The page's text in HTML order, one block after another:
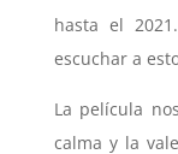
hasta el
escuchar a
La película
calma y la